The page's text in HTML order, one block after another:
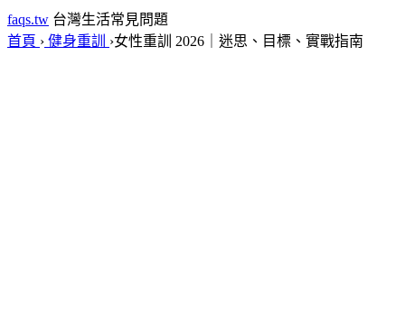
faqs.tw 台灣生活常見問題
首頁 › 健身重訓 ›女性重訓 2026｜迷思、目標、實戰指南